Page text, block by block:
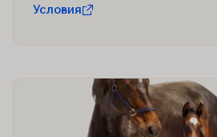
Условия